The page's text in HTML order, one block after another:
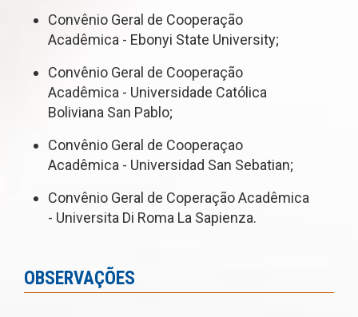
Convênio Geral de Cooperação
Acadêmica - Ebonyi State University;
Convênio Geral de Cooperação
Acadêmica - Universidade Católica
Boliviana San Pablo;
Convênio Geral de Cooperaçao
Acadêmica - Universidad San Sebatian;
Convênio Geral de Coperação Acadêmica
- Universita Di Roma La Sapienza.
OBSERVAÇÕES